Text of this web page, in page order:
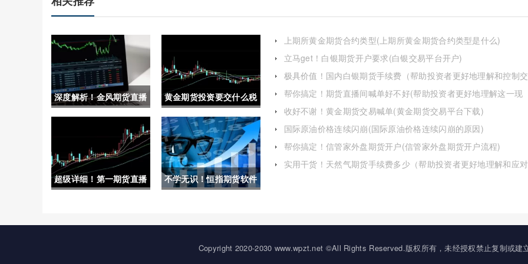
深度解析！金风期货直播
室喊单(专业指导与市场
黄金期货投资要交什么税
(黄金期货投资要交什么
税费)
超级详细！第一期货直播
不学无识！恒指期货软件
基本面分析来制定更稳健
的交易计划）
上期所黄金期货合约类型(上期所黄金期货合约类型是什么)
立马get！白银期货开户要求(白银交易平台开户)
极具价值！国内白银期货手续费（帮助投资者更好地理解和控制交
帮你搞定！期货直播间喊单好不好(帮助投资者更好地理解这一现
收好不谢！黄金期货交易喊单(黄金期货交易平台下载)
国际原油价格连续闪崩(国际原油价格连续闪崩的原因)
帮你搞定！信管家外盘期货开户(信管家外盘期货开户流程)
实用干货！天然气期货手续费多少（帮助投资者更好地理解和应对
Copyright 2020-2030 www.wpzt.net ©All Rights Reserved.版权所有，未经授权禁止复制或建